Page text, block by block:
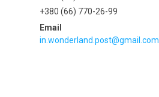
+380 (66) 770-26-99
in.wonderland.post@gmail.com